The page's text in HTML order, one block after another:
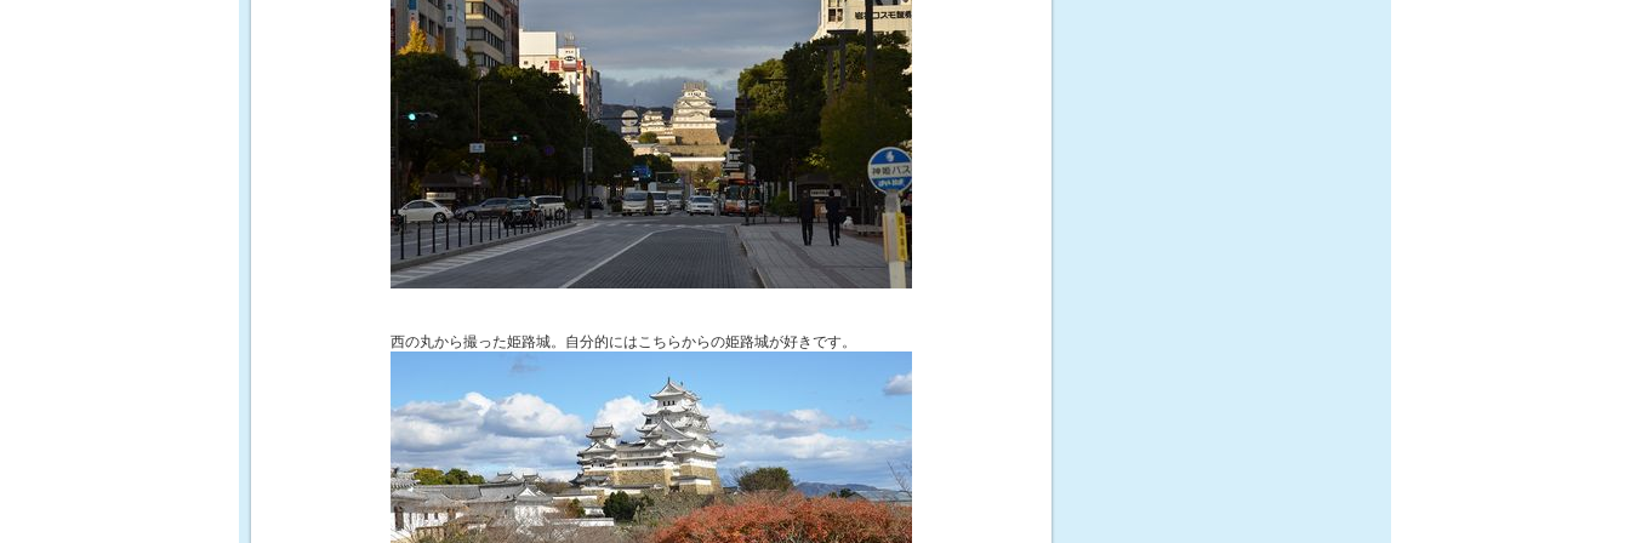
西の丸から撮った姫路城。 自分的にはこちらからの姫路城が好きです。